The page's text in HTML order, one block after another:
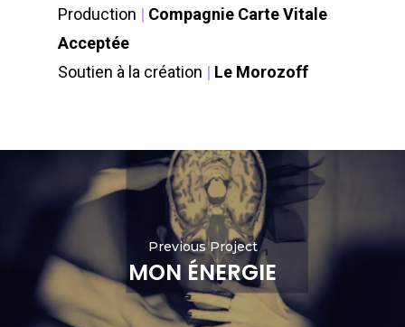
Production | Compagnie Carte Vitale
Acceptée
Soutien à la création | Le Morozoff
Previous Project
MON ÉNERGIE